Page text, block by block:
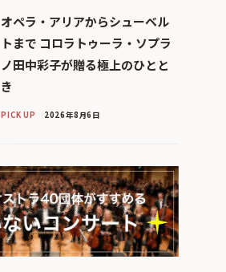
オペラ・アリアからシューベル
トまで コロラトゥーラ・ソプラ
ノ田中彩子が贈る極上のひとと
き
PICK UP 2026年8月6日